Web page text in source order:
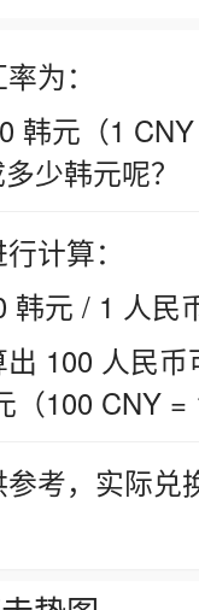
为：
韩元（1
少韩元呢？
计算：
韩元 / 1 人民
100 人民
（100 CNY =
考，实际